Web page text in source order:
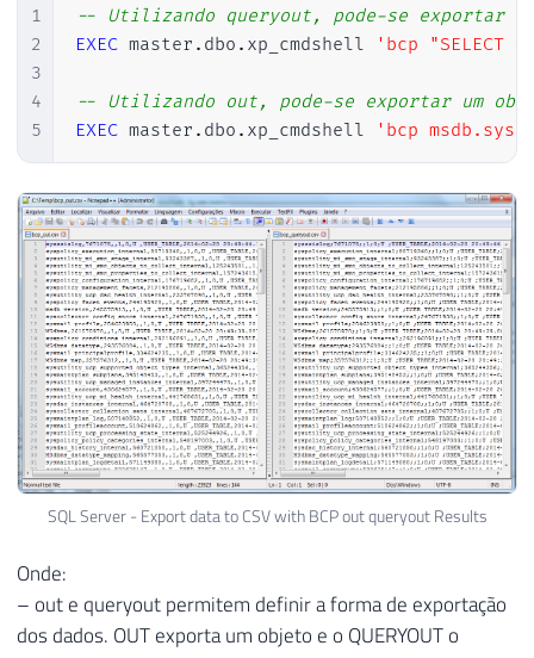
1
2
3
4
5
-- Utilizando queryout, pode-se exportar o
EXEC master . dbo . xp_cmdshell 'bcp "SELECT
-- Utilizando out, pode-se exportar um
EXEC master . dbo . xp_cmdshell 'bcp
SQL Server - Export data to CSV with BCP out queryout Results
Onde:
– out e queryout permitem definir a forma de exportação
dos dados. OUT exporta um objeto e o QUERYOUT o